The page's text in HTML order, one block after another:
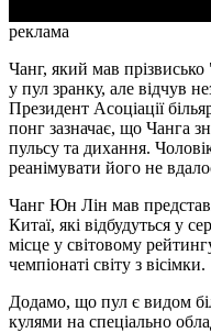
реклама
Чанг, який мав
у пул зранку, але відчув
Президент Асоціації
понг зазначає, що Чанга
пульсу та дихання.
реанімувати його не
Чанг Юн Лін мав
Китаї, які відбудуться у
місце у світовому
чемпіонаті світу з вісімки.
Додамо, що пул є видом
кулями на спеціально